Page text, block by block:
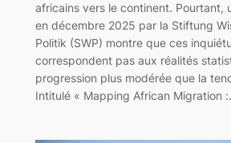
africains vers le continent. Pourtant,
en décembre 2025 par la Stiftung
Politik (SWP) montre que ces
correspondent pas aux réalités
progression plus modérée que la
Intitulé « Mapping African Migration